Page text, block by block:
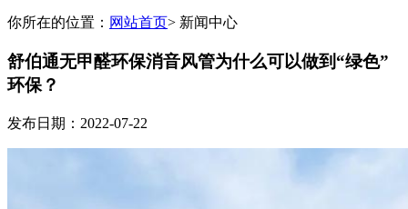
你所在的位置： 网站首页> 新闻中心
舒伯通无甲醛环保消音风管为什么可以做到“绿色”
环保？
发布日期：2022-07-22